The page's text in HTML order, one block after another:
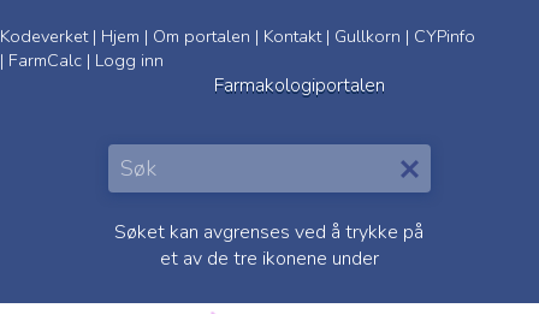
Kodeverket | Hjem | Om portalen | Kontakt | Gullkorn | CYPinfo
| FarmCalc | Logg inn
Farmakologiportalen
Søket kan avgrenses ved å trykke på
et av de tre ikonene under